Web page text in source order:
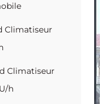
Climatiseur
Climatiseur
h